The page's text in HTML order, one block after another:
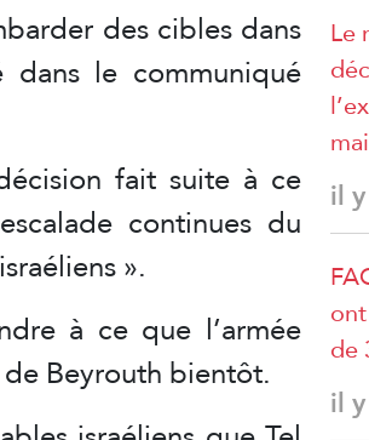
des cibles dans
le communiqué
fait suite à ce
continues du
».
à ce que l’armée
Beyrouth bientôt.
Le
il
de
il